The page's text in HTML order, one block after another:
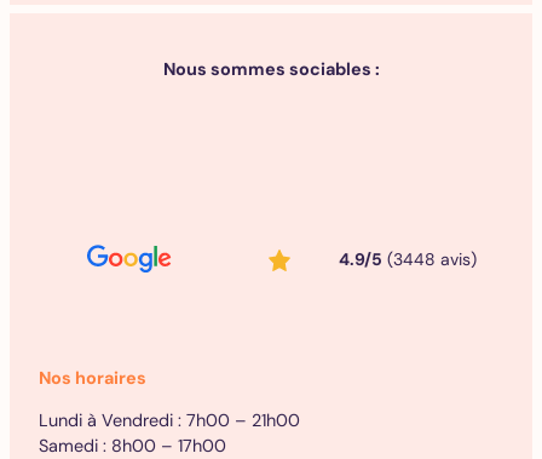
Nous sommes sociables :
4.9/5 (3448 avis)
Nos horaires
Lundi à Vendredi : 7h00 – 21h00
Samedi : 8h00 – 17h00